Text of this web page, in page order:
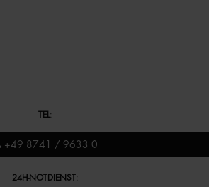
TEL :
+49 8741 / 9633 0
24H-NOTDIENST: